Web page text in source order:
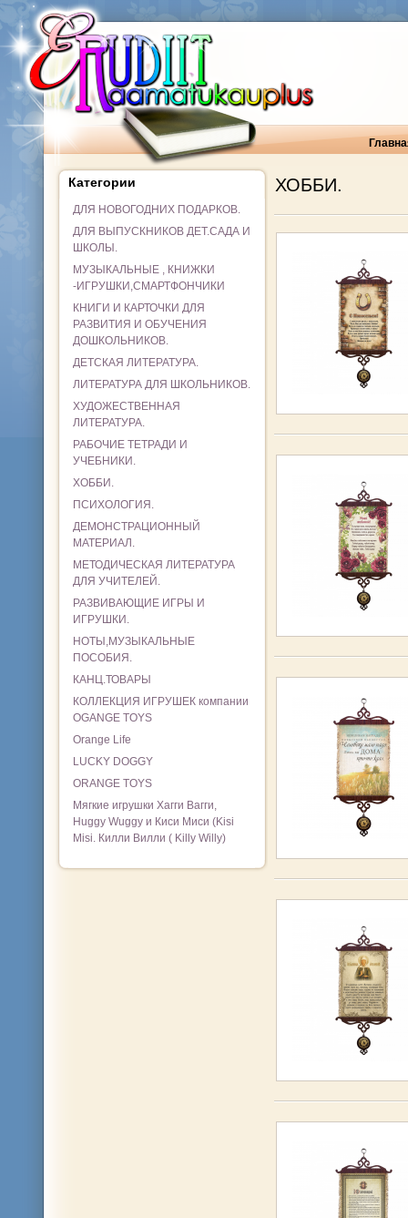
Категории
ДЛЯ НОВОГОДНИХ ПОДАРКОВ.
ДЛЯ ВЫПУСКНИКОВ ДЕТ.САДА И
ШКОЛЫ.
МУЗЫКАЛЬНЫЕ , КНИЖКИ
-ИГРУШКИ,СМАРТФОНЧИКИ
КНИГИ И КАРТОЧКИ ДЛЯ
РАЗВИТИЯ И ОБУЧЕНИЯ
ДОШКОЛЬНИКОВ.
ДЕТСКАЯ ЛИТЕРАТУРА.
ЛИТЕРАТУРА ДЛЯ ШКОЛЬНИКОВ.
ХУДОЖЕСТВЕННАЯ
ЛИТЕРАТУРА.
РАБОЧИЕ ТЕТРАДИ И
УЧЕБНИКИ.
ХОББИ.
ПСИХОЛОГИЯ.
ДЕМОНСТРАЦИОННЫЙ
МАТЕРИАЛ.
МЕТОДИЧЕСКАЯ ЛИТЕРАТУРА
ДЛЯ УЧИТЕЛЕЙ.
РАЗВИВАЮЩИЕ ИГРЫ И
ИГРУШКИ.
НОТЫ,МУЗЫКАЛЬНЫЕ
ПОСОБИЯ.
КАНЦ.ТОВАРЫ
КОЛЛЕКЦИЯ ИГРУШЕК компании
OGANGE TOYS
Orange Life
LUCKY DOGGY
ORANGE TOYS
Мягкие игрушки Хагги Вагги,
Huggy Wuggy и Киси Миси (Kisi
Misi. Килли Вилли ( Killy Willy)
ХОББИ.